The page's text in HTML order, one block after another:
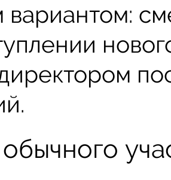
вариантом: